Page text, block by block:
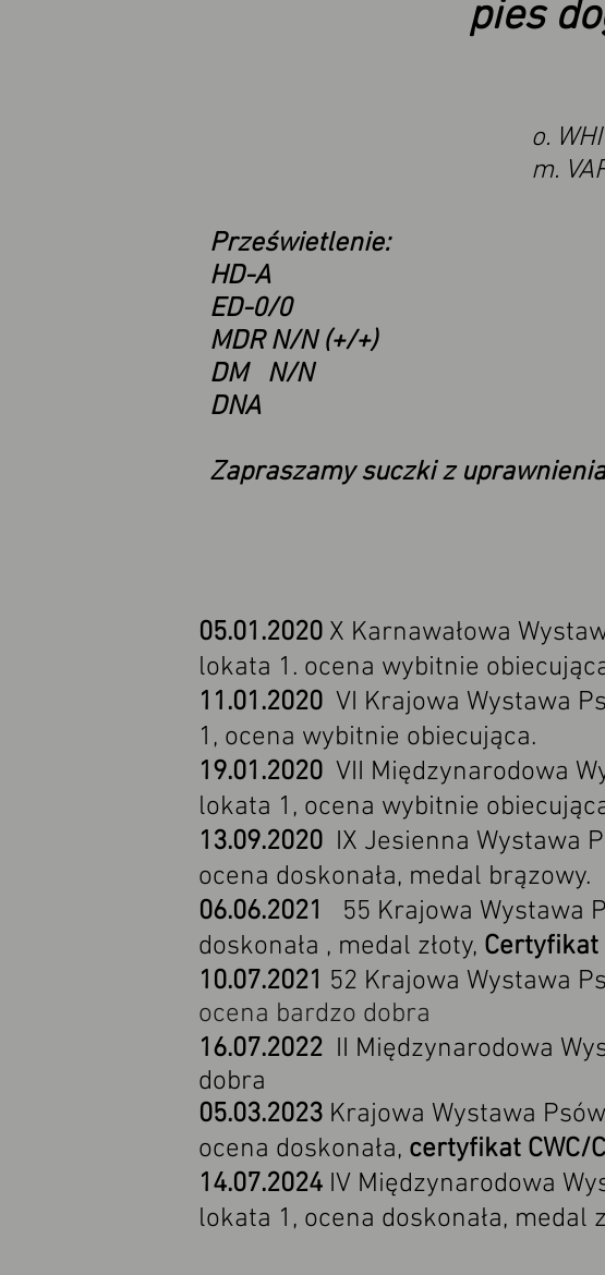
pies
o.
m.
Prześwietlenie:
HD-A
ED-0/0
MDR N/N (+/+)
DM N/N
DNA
Zapraszamy suczki z
05.01.2020 X Karnawałowa
lokata 1. ocena wybitnie
11.01.2020 VI Krajowa Wystawa
1, ocena wybitnie obiecująca.
19.01.2020 VII Międzynarodowa
lokata 1, ocena wybitnie
13.09.2020 IX Jesienna Wystawa
ocena doskonała, medal brązowy.
06.06.2021
55 Krajowa Wystawa
doskonała , medal złoty, Certyfikat
10.07.2021 52 Krajowa Wystawa
ocena bardzo dobra
16.07.2022 II Międzynarodowa
dobra
05.03.2023 Krajowa Wystawa
ocena doskonała, certyfikat CWC/
14.07.2024 IV Międzynarodowa
lokata 1, ocena doskonała, medal